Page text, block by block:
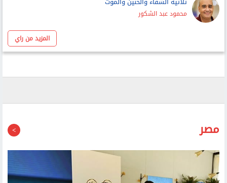
ثلاثية الشقاء والحنين والموت
محمود عبد الشكور
المزيد من راي
مصر